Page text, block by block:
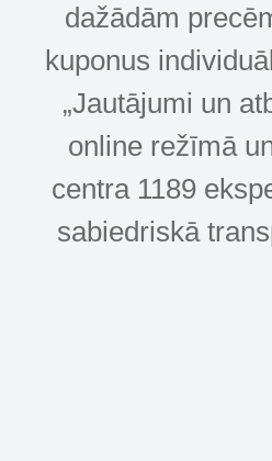
dažādām
kuponus
„Jautājumi un
online režīmā
centra 1189
sabiedriskā